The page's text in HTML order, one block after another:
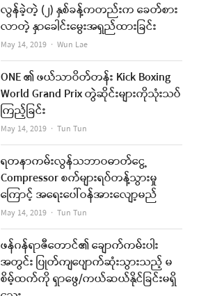
လွန်ခဲ့တဲ့ (၂) နှစ်ခန့်ကတည်းက ခေတ်စား
လာတဲ့ နှာခေါင်းမွေးအရှည်ထားခြင်း
May 14, 2019 Author
Wun Lae
ONE ၏ ဖယ်သာဝိတ်တန်း Kick Boxing
World Grand Prix တွဲဆိုင်းများကိုသုံးသပ်
ကြည့်ခြင်း
May 14, 2019 Author
Tun Tun
ရတနာကမ်းလွန်သဘာဝဓာတ်ငွေ့
Compressor စက်များရပ်တန့်သွားမှု
ကြောင့် အရေးပေါ်ဝန်အားလျော့မည်
May 14, 2019 Author
Tun Tun
ဖန်ဂန်ရာဇီတောင်၏ ချောက်ကမ်းပါး
အတွင်း ပြုတ်ကျပျောက်ဆုံးသွားသည့် မ
စိမ့်ထက်ကို ရှာဖွေ/ကယ်ဆယ်နိုင်ခြင်းမရှိ